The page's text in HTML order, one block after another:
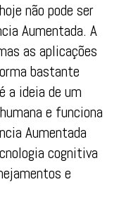
não pode ser
Aumentada. A
as aplicações
bastante
ideia de um
e funciona
Aumentada
cognitiva
e